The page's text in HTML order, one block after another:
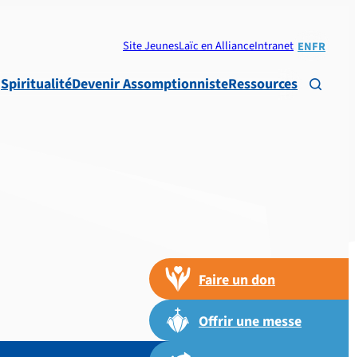
Site JeunesLaïc en AllianceIntranet ENFR
SpiritualitéDevenir AssomptionnisteRessources 
Faire un don
Offrir une messe